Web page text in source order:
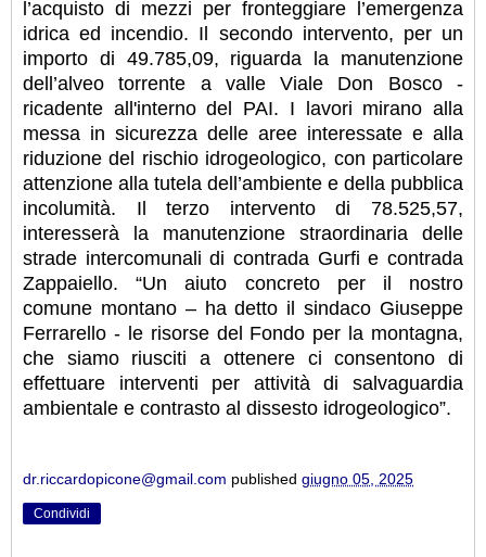
l’acquisto di mezzi per fronteggiare l’emergenza
idrica ed incendio. Il secondo intervento, per un
importo di 49.785,09, riguarda la manutenzione
dell’alveo torrente a valle Viale Don Bosco -
ricadente all'interno del PAI. I lavori mirano alla
messa in sicurezza delle aree interessate e alla
riduzione del rischio idrogeologico, con particolare
attenzione alla tutela dell’ambiente e della pubblica
incolumità. Il terzo intervento di 78.525,57,
interesserà la manutenzione straordinaria delle
strade intercomunali di contrada Gurfi e contrada
Zappaiello. “Un aiuto concreto per il nostro
comune montano – ha detto il sindaco Giuseppe
Ferrarello - le risorse del Fondo per la montagna,
che siamo riusciti a ottenere ci consentono di
effettuare interventi per attività di salvaguardia
ambientale e contrasto al dissesto idrogeologico”.
dr.riccardopicone@gmail.com published giugno 05, 2025
Condividi